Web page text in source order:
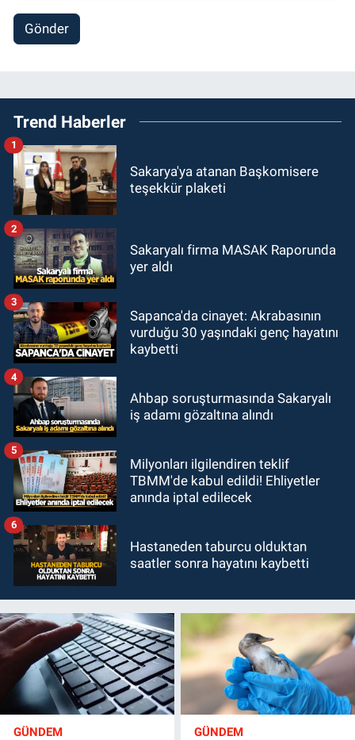
Gönder
Trend Haberler
Sakarya'ya atanan Başkomisere
teşekkür plaketi
1
Sakaryalı firma MASAK Raporunda
yer aldı
2
Sapanca'da cinayet: Akrabasının
vurduğu 30 yaşındaki genç hayatını
kaybetti
3
Ahbap soruşturmasında Sakaryalı
iş adamı gözaltına alındı
4
Milyonları ilgilendiren teklif
TBMM'de kabul edildi! Ehliyetler
anında iptal edilecek
5
Hastaneden taburcu olduktan
saatler sonra hayatını kaybetti
6
GÜNDEM GÜNDEM